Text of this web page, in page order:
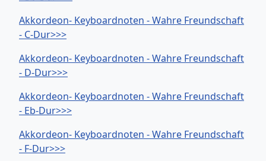
Akkordeon- Keyboardnoten - Wahre Freundschaft
- C-Dur>>>
Akkordeon- Keyboardnoten - Wahre Freundschaft
- D-Dur>>>
Akkordeon- Keyboardnoten - Wahre Freundschaft
- Eb-Dur>>>
Akkordeon- Keyboardnoten - Wahre Freundschaft
- F-Dur>>>